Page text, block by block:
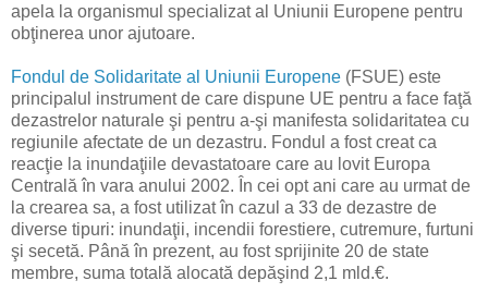
apela la organismul specializat al Uniunii Europene pentru
obţinerea unor ajutoare.
Fondul de Solidaritate al Uniunii Europene (FSUE) este
principalul instrument de care dispune UE pentru a face faţă
dezastrelor naturale şi pentru a-şi manifesta solidaritatea cu
regiunile afectate de un dezastru. Fondul a fost creat ca
reacţie la inundaţiile devastatoare care au lovit Europa
Centrală în vara anului 2002. În cei opt ani care au urmat de
la crearea sa, a fost utilizat în cazul a 33 de dezastre de
diverse tipuri: inundaţii, incendii forestiere, cutremure, furtuni
şi secetă. Până în prezent, au fost sprijinite 20 de state
membre, suma totală alocată depăşind 2,1 mld.€.